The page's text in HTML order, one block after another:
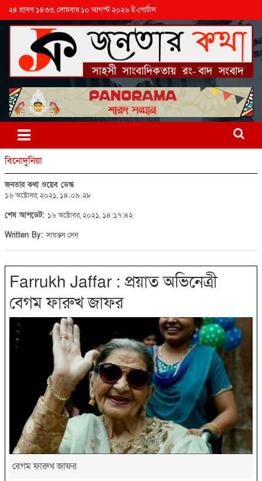
২৪ শ্রাবণ ১৪৩৩, সোমবার ১০ আগস্ট ২০২৬ ই-পোর্টাল
বিনোদুনিয়া
জনতার কথা ওয়েব ডেস্ক
১৬ অক্টোবর, ২০২১, ১৪:০৯:২৮
শেষ আপডেট: ১৬ অক্টোবর, ২০২১, ১৪:১৭:৪২
Written By:সায়ন্তন সেন
Farrukh Jaffar : প্রয়াত অভিনেত্রী
বেগম ফারুখ জাফর
বেগম ফারুখ জাফর